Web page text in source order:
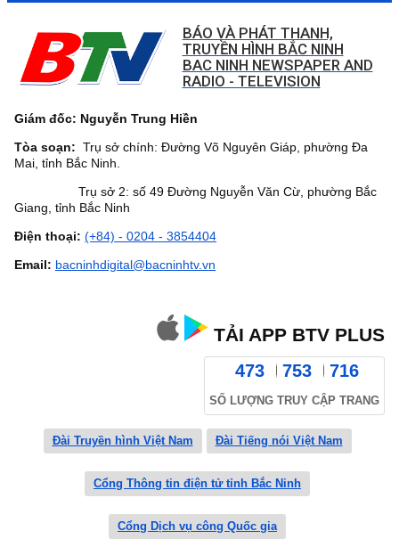
BÁO VÀ PHÁT THANH,
TRUYỀN HÌNH BẮC NINH
BAC NINH NEWSPAPER AND
RADIO - TELEVISION
Giám đốc: Nguyễn Trung Hiền
Tòa soạn: Trụ sở chính: Đường Võ Nguyên Giáp, phường Đa
Mai, tỉnh Bắc Ninh.
Trụ sở 2: số 49 Đường Nguyễn Văn Cừ, phường Bắc
Giang, tỉnh Bắc Ninh
Điện thoại: (+84) - 0204 - 3854404
Email: bacninhdigital@bacninhtv.vn
TẢI APP BTV PLUS
473 753 716
SỐ LƯỢNG TRUY CẬP TRANG
Đài Truyền hình Việt Nam Đài Tiếng nói Việt Nam
Cổng Thông tin điện tử tỉnh Bắc Ninh
Cổng Dịch vụ công Quốc gia